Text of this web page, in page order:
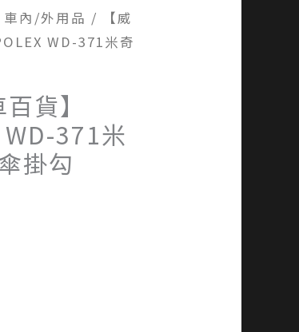
車內/外用品 / 【威
WD-371米奇
貨】
371米
掛勾